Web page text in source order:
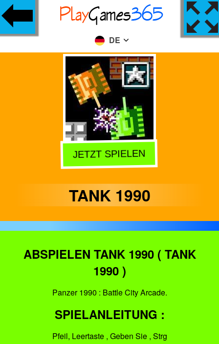
DE
JETZT SPIELEN
TANK 1990
ABSPIELEN TANK 1990 ( TANK
1990 )
Panzer 1990 : Battle City Arcade.
SPIELANLEITUNG :
Pfeil, Leertaste , Geben Sie , Strg